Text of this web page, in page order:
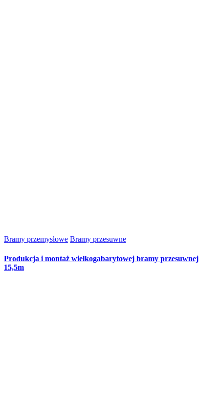
Bramy przemysłowe Bramy przesuwne
Produkcja i montaż wielkogabarytowej bramy przesuwnej
15,5m